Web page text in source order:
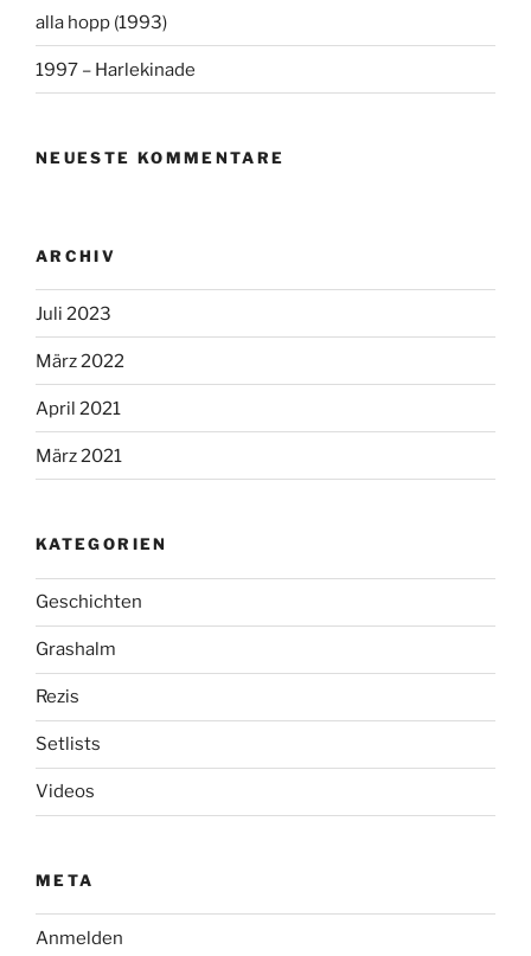
alla hopp (1993)
1997 – Harlekinade
NEUESTE KOMMENTARE
ARCHIV
Juli 2023
März 2022
April 2021
März 2021
KATEGORIEN
Geschichten
Grashalm
Rezis
Setlists
Videos
META
Anmelden